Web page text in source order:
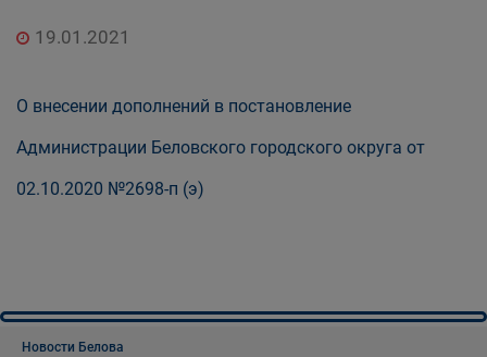
19.01.2021
О внесении дополнений в постановление
Администрации Беловского городского округа от
02.10.2020 №2698-п (э)
Новости Белова